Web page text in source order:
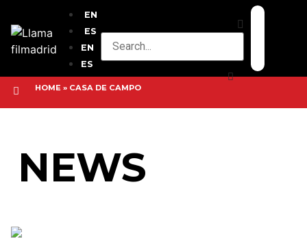
EN
ES
EN
ES
HOME » CASA DE CAMPO
NEWS